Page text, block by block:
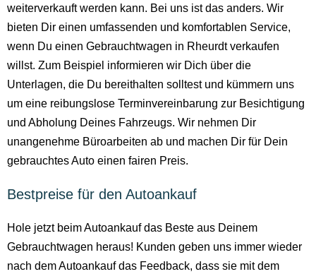
weiterverkauft werden kann. Bei uns ist das anders. Wir
bieten Dir einen umfassenden und komfortablen Service,
wenn Du einen Gebrauchtwagen in Rheurdt verkaufen
willst. Zum Beispiel informieren wir Dich über die
Unterlagen, die Du bereithalten solltest und kümmern uns
um eine reibungslose Terminvereinbarung zur Besichtigung
und Abholung Deines Fahrzeugs. Wir nehmen Dir
unangenehme Büroarbeiten ab und machen Dir für Dein
gebrauchtes Auto einen fairen Preis.
Bestpreise für den Autoankauf
Hole jetzt beim Autoankauf das Beste aus Deinem
Gebrauchtwagen heraus! Kunden geben uns immer wieder
nach dem Autoankauf das Feedback, dass sie mit dem